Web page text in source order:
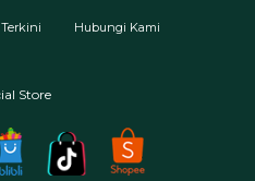
Hubungi Kami
Store